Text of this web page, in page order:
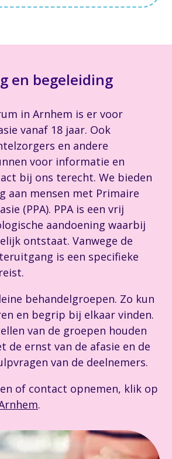
en begeleiding
in Arnhem is er voor
vanaf 18 jaar. Ook
en andere
voor informatie en
bij ons terecht. We bieden
aan mensen met Primaire
(PPA). PPA is een vrij
aandoening waarbij
ontstaat. Vanwege de
is een specifieke
behandelgroepen. Zo kun
en begrip bij elkaar vinden.
van de groepen houden
de ernst van de afasie en de
van de deelnemers.
of contact opnemen, klik op
.